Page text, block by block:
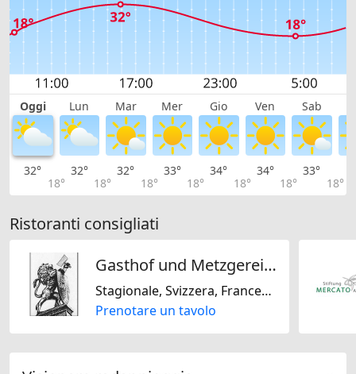
Oggi Lun Mar Mer Gio Ven Sab
32°
18°
32°
18°
32°
18°
33°
18°
34°
18°
34°
18°
33°
18°
Ristoranti consigliati
Gasthof und Metzgerei zum Löwen AG
Stagionale, Svizzera, Francese, Internazionale, Indiana, Regionale, Steakhouse
Prenotare un tavolo